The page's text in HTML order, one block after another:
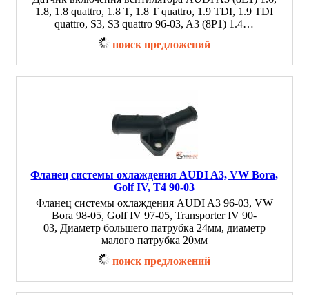
1.8, 1.8 quattro, 1.8 T, 1.8 T quattro, 1.9 TDI, 1.9 TDI
quattro, S3, S3 quattro 96-03, A3 (8P1) 1.4…
поиск предложений
Фланец системы охлаждения AUDI A3, VW Bora,
Golf IV, T4 90-03
Фланец системы охлаждения AUDI A3 96-03, VW
Bora 98-05, Golf IV 97-05, Transporter IV 90-
03, Диаметр большего патрубка 24мм, диаметр
малого патрубка 20мм
поиск предложений